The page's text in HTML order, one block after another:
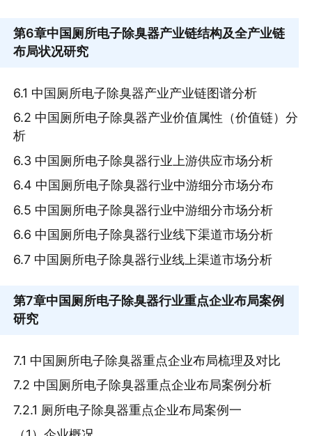
第6章中国厕所电子除臭器产业链结构及全产业链
布局状况研究
6.1 中国厕所电子除臭器产业产业链图谱分析
6.2 中国厕所电子除臭器产业价值属性（价值链）分
析
6.3 中国厕所电子除臭器行业上游供应市场分析
6.4 中国厕所电子除臭器行业中游细分市场分布
6.5 中国厕所电子除臭器行业中游细分市场分析
6.6 中国厕所电子除臭器行业线下渠道市场分析
6.7 中国厕所电子除臭器行业线上渠道市场分析
第7章中国厕所电子除臭器行业重点企业布局案例
研究
7.1 中国厕所电子除臭器重点企业布局梳理及对比
7.2 中国厕所电子除臭器重点企业布局案例分析
7.2.1 厕所电子除臭器重点企业布局案例一